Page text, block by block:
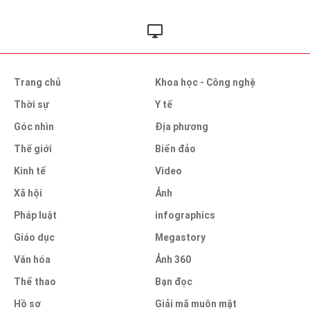
Trang chủ
Thời sự
Góc nhìn
Thế giới
Kinh tế
Xã hội
Pháp luật
Giáo dục
Văn hóa
Thể thao
Hồ sơ
Khoa học - Công nghệ
Y tế
Địa phương
Biển đảo
Video
Ảnh
infographics
Megastory
Ảnh 360
Bạn đọc
Giải mã muôn mặt